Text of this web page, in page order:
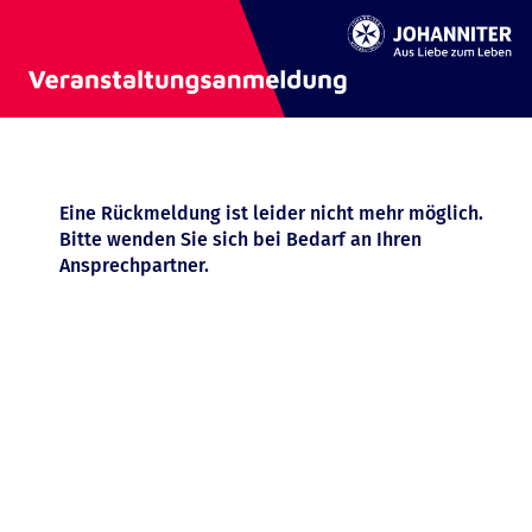
Eine Rückmeldung ist leider nicht mehr möglich.
Bitte wenden Sie sich bei Bedarf an Ihren
Ansprechpartner.